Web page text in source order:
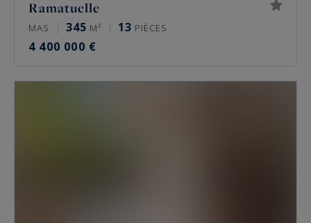
Ramatuelle
MAS 345 M² 13 PIÈCES
4 400 000 €